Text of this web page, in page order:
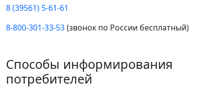
8 (39561) 5-61-61
8-800-301-33-53(звонок по России бесплатный)
Способы информирования
потребителей